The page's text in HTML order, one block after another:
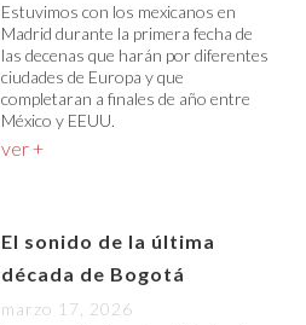
Estuvimos con los mexicanos en
Madrid durante la primera fecha de
las decenas que harán por diferentes
ciudades de Europa y que
completaran a finales de año entre
México y EEUU.
ver +
El sonido de la última
década de Bogotá
marzo 17, 2026